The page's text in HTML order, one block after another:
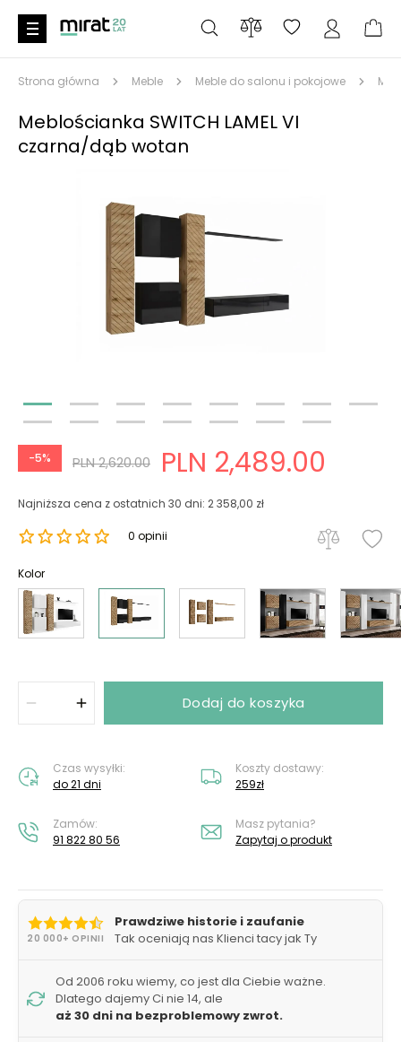
Strona główna Meble Meble do salonu i pokojowe
Meblościanka SWITCH LAMEL VI
czarna/dąb wotan
-5% PLN 2,620.00 PLN 2,489.00
Najniższa cena z ostatnich 30 dni: 2 358,00 zł
0 opinii
Kolor
Dodaj do koszyka
Czas wysyłki:
do 21 dni
Koszty dostawy:
259zł
Zamów:
91 822 80 56
Masz pytania?
Zapytaj o produkt
20 000+ OPINII
Prawdziwe historie i zaufanie
Tak oceniają nas Klienci tacy jak Ty
Od 2006 roku wiemy, co jest dla Ciebie ważne.
Dlatego dajemy Ci nie 14, ale
aż 30 dni na bezproblemowy zwrot.